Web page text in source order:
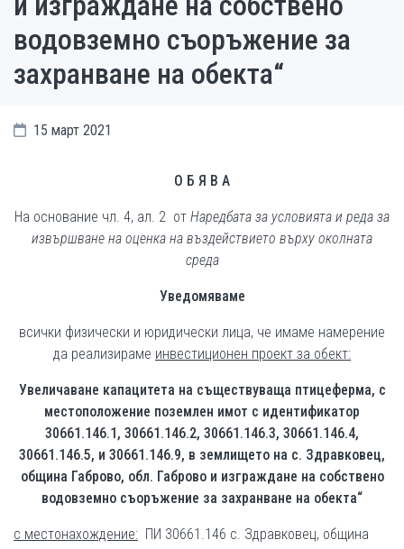
водовземно съоръжение за
захранване на обекта“
15 март 2021
О Б Я В А
На основание чл. 4, ал. 2 от Наредбата за условията и реда за
извършване на оценка на въздействието върху околната
среда
Уведомяваме
всички физически и юридически лица, че имаме намерение
да реализираме инвестиционен проект за обект:
Увеличаване капацитета на съществуваща птицеферма, с
местоположение поземлен имот с идентификатор
30661.146.1, 30661.146.2, 30661.146.3, 30661.146.4,
30661.146.5, и 30661.146.9, в землището на с. Здравковец,
община Габрово, обл. Габрово и изграждане на собствено
водовземно съоръжение за захранване на обекта“
с местонахождение: ПИ 30661.146 с. Здравковец, община